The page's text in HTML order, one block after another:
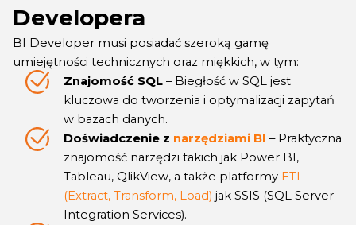
Developera
BI Developer musi posiadać szeroką gamę
umiejętności technicznych oraz miękkich, w tym:
Znajomość SQL – Biegłość w SQL jest
kluczowa do tworzenia i optymalizacji zapytań
w bazach danych.
Doświadczenie z narzędziami BI – Praktyczna
znajomość narzędzi takich jak Power BI,
Tableau, QlikView, a także platformy ETL
(Extract, Transform, Load) jak SSIS (SQL Server
Integration Services).